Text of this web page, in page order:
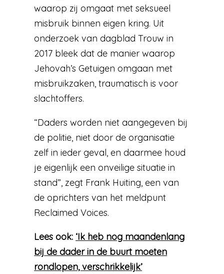
waarop zij omgaat met seksueel
misbruik binnen eigen kring. Uit
onderzoek van dagblad Trouw in
2017 bleek dat de manier waarop
Jehovah’s Getuigen omgaan met
misbruikzaken, traumatisch is voor
slachtoffers.
“Daders worden niet aangegeven bij
de politie, niet door de organisatie
zelf in ieder geval, en daarmee houd
je eigenlijk een onveilige situatie in
stand”, zegt Frank Huiting, een van
de oprichters van het meldpunt
Reclaimed Voices.
Lees ook: ‘Ik heb nog maandenlang
bij de dader in de buurt moeten
rondlopen, verschrikkelijk’